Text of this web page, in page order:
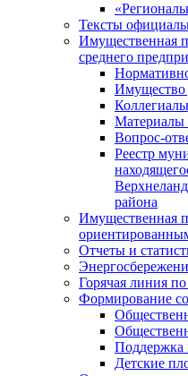
Тексты
Имущественная
среднего
Имущество
Вопрос-
Реестр
района
Имущественная
Отчеты и
Горячая линия
Формирование
Поддержка
Детские